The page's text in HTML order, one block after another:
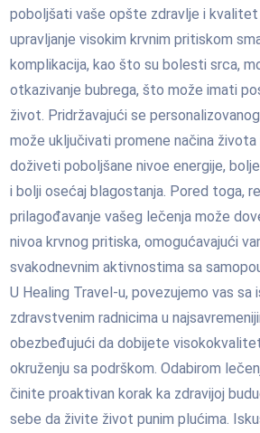
poboljšati vaše opšte zdravlje i kvalitet
upravljanje visokim krvnim pritiskom
komplikacija, kao što su bolesti srca,
otkazivanje bubrega, što može imati
život. Pridržavajući se
može uključivati promene načina
doživeti poboljšane nivoe energije,
i bolji osećaj blagostanja. Pored toga,
prilagođavanje vašeg lečenja može
nivoa krvnog pritiska, omogućavajući
svakodnevnim aktivnostima sa
U Healing Travel-u, povezujemo vas sa
zdravstvenim radnicima u
obezbeđujući da dobijete
okruženju sa podrškom. Odabirom
činite proaktivan korak ka zdravijoj
sebe da živite život punim plućima.